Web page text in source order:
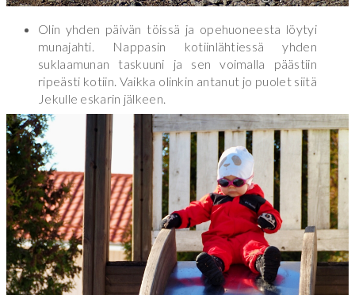
Olin yhden päivän töissä ja opehuoneesta löytyi
munajahti. Nappasin kotiinlähtiessä yhden
suklaamunan taskuuni ja sen voimalla päästiin
ripeästi kotiin. Vaikka olinkin antanut jo puolet siitä
Jekulle eskarin jälkeen.